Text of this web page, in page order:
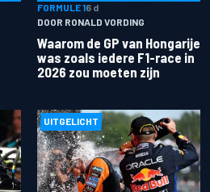
FORMULE 16 d
DOOR RONALD VORDING
Waarom de GP van Hongarije
was zoals iedere F1-race in
2026 zou moeten zijn
UITGELICHT